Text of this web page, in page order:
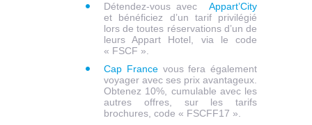
Détendez-vous avec Appart’City
et bénéficiez d’un tarif privilégié
lors de toutes réservations d’un de
leurs Appart Hotel, via le code
« FSCF ».
Cap Francevous fera également
voyager avec ses prix avantageux.
Obtenez 10%, cumulable avec les
autres offres, sur les tarifs
brochures, code « FSCFF17 ».